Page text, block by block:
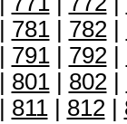
781| 782|
791| 792|
801| 802|
811| 812|